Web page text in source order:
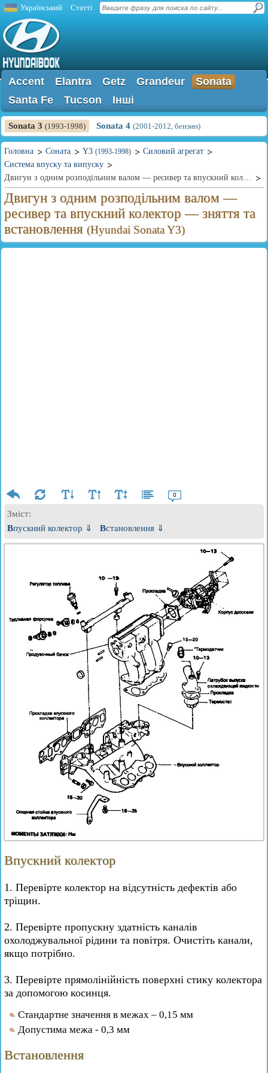
Український Статті
Accent Elantra Getz Grandeur
Sonata
Santa Fe
Tucson Інші
Sonata 3 (1993-1998) Sonata 4 (2001-2012, бензин)
Головна Соната Y3 (1993-1998)
Силовий агрегат
Система впуску та випуску
Двигун з одним розподільним валом — ресивер та впускний колектор — зняття та встановлення
Двигун з одним розподільним валом —
ресивер та впускний колектор — зняття та
встановлення (Hyundai Sonata Y3)
0
Зміст:
Впускний колектор ⇓
Встановлення ⇓
Впускний колектор
1. Перевірте колектор на відсутність дефектів або
тріщин.
2. Перевірте пропускну здатність каналів
охолоджувальної рідини та повітря. Очистіть канали,
якщо потрібно.
3. Перевірте прямолінійність поверхні стику колектора
за допомогою косинця.
Стандартне значення в межах – 0,15 мм
Допустима межа - 0,3 мм
Встановлення